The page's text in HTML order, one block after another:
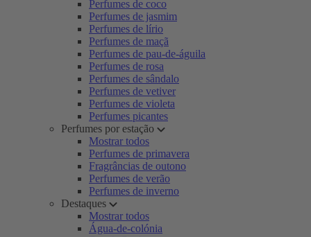
Perfumes de coco
Perfumes de jasmim
Perfumes de lírio
Perfumes de maçã
Perfumes de pau-de-águila
Perfumes de rosa
Perfumes de sândalo
Perfumes de vetiver
Perfumes de violeta
Perfumes picantes
Perfumes por estação
Mostrar todos
Perfumes de primavera
Fragrâncias de outono
Perfumes de verão
Perfumes de inverno
Destaques
Mostrar todos
Água-de-colónia